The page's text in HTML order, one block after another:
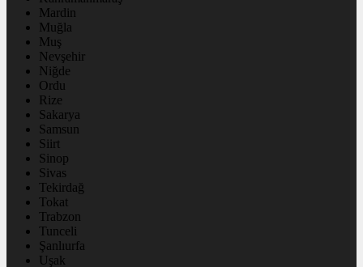
Mardin
Muğla
Muş
Nevşehir
Niğde
Ordu
Rize
Sakarya
Samsun
Siirt
Sinop
Sivas
Tekirdağ
Tokat
Trabzon
Tunceli
Şanlıurfa
Uşak